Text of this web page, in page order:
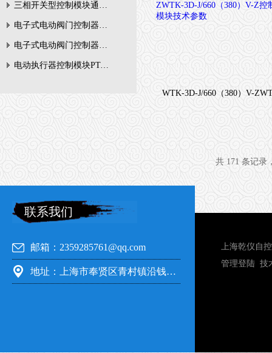
三相开关型控制模块通常具有以下保护功能
电子式电动阀门控制器安装前的准备工作有哪些？
电子式电动阀门控制器具有以下多种功能
电动执行器控制模块PT-3D-J广泛应用于各种生产线和机械设备中
共 171 条记
联系我们
邮箱：2359285761@qq.com
地址：上海市奉贤区青村镇沿钱公路351号
上海乾仪自
管理登陆 技